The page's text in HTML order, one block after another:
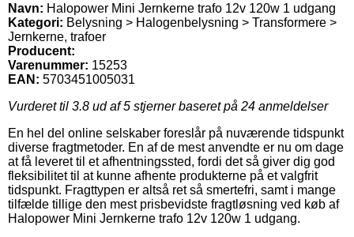
Navn: Halopower Mini Jernkerne trafo 12v 120w 1 udgang
Kategori: Belysning > Halogenbelysning > Transformere >
Jernkerne, trafoer
Producent:
Varenummer: 15253
EAN: 5703451005031
Vurderet til 3.8 ud af 5 stjerner baseret på 24 anmeldelser
En hel del online selskaber foreslår på nuværende tidspunkt
diverse fragtmetoder. En af de mest anvendte er nu om dage
at få leveret til et afhentningssted, fordi det så giver dig god
fleksibilitet til at kunne afhente produkterne på et valgfrit
tidspunkt. Fragttypen er altså ret så smertefri, samt i mange
tilfælde tillige den mest prisbevidste fragtløsning ved køb af
Halopower Mini Jernkerne trafo 12v 120w 1 udgang.